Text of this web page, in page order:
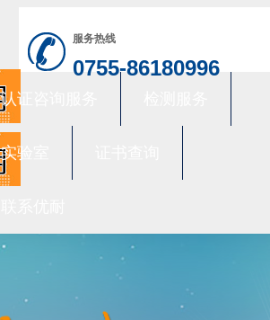
服务热线
0755-86180996
认证咨询服务
实验室